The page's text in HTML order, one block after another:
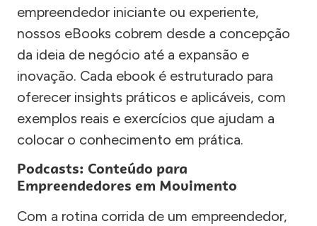
empreendedor iniciante ou experiente,
nossos eBooks cobrem desde a concepção
da ideia de negócio até a expansão e
inovação. Cada ebook é estruturado para
oferecer insights práticos e aplicáveis, com
exemplos reais e exercícios que ajudam a
colocar o conhecimento em prática.
Podcasts: Conteúdo para
Empreendedores em Movimento
Com a rotina corrida de um empreendedor,